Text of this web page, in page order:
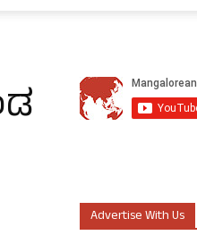
Advertise With Us